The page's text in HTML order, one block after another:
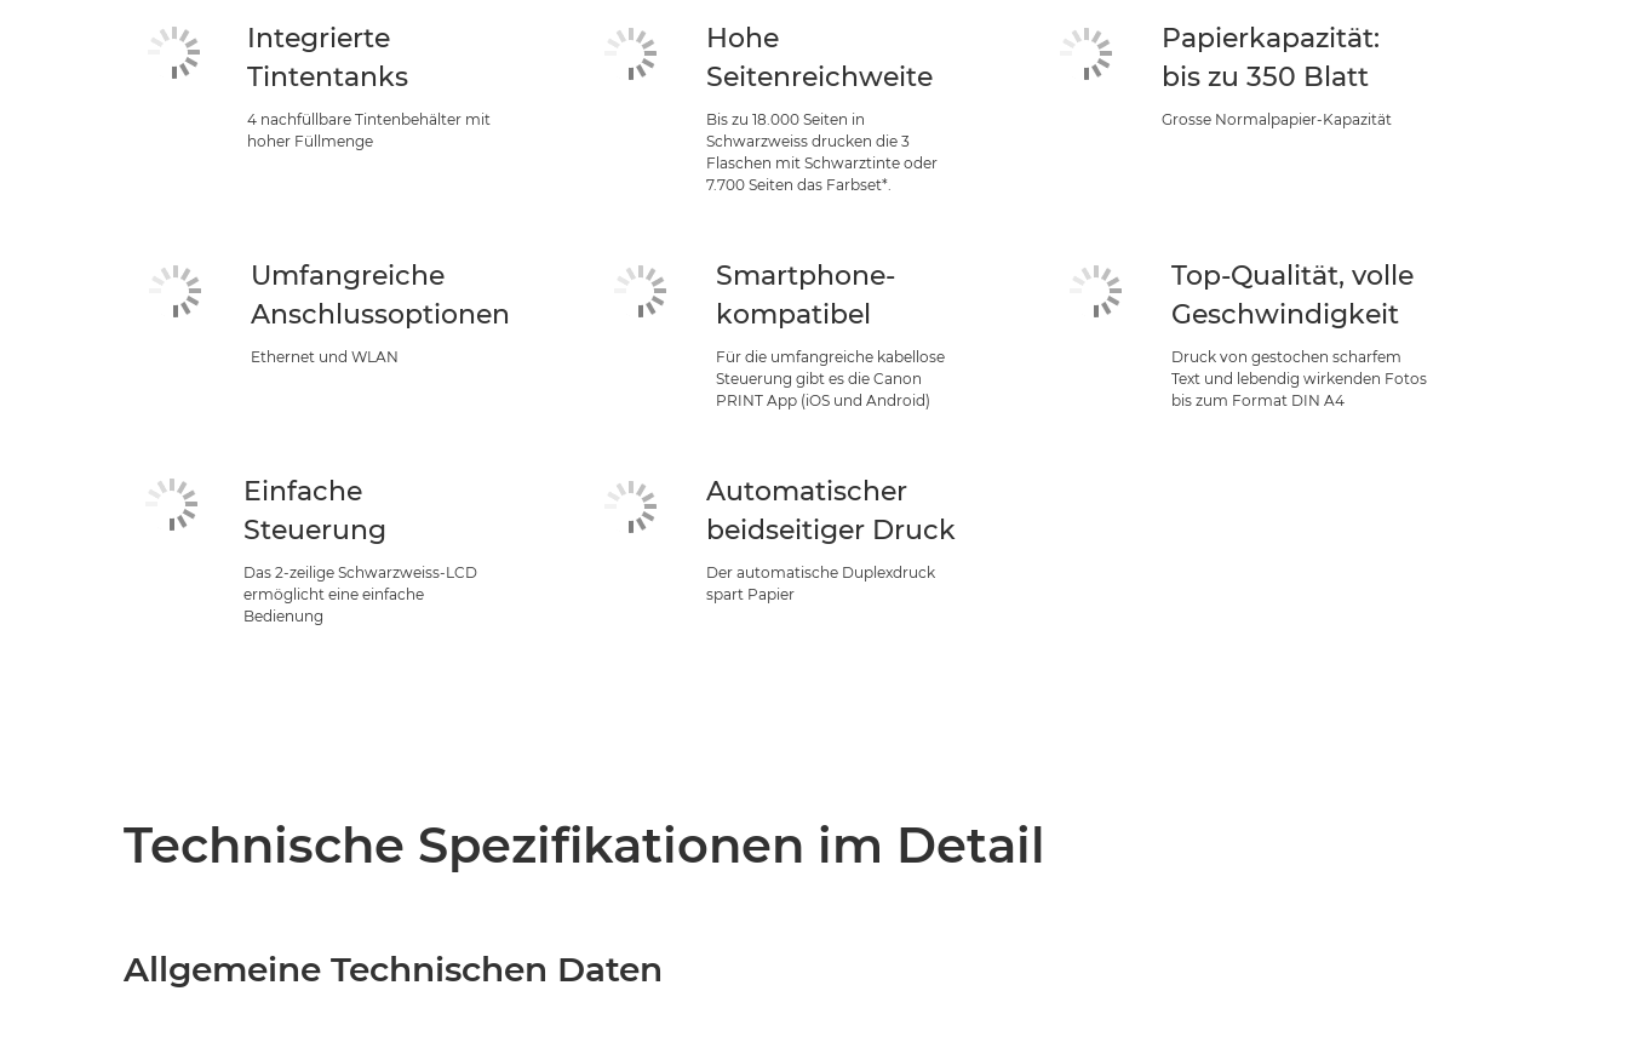
Integrierte
Tintentanks
4 nachfüllbare Tintenbehälter mit
hoher Füllmenge
Hohe
Seitenreichweite
Bis zu 18.000 Seiten in
Schwarzweiss drucken die 3
Flaschen mit Schwarztinte oder
7.700 Seiten das Farbset*.
Papierkapazität:
bis zu 350 Blatt
Grosse Normalpapier-Kapazität
Umfangreiche
Anschlussoptionen
Ethernet und WLAN
Smartphone-
kompatibel
Für die umfangreiche kabellose
Steuerung gibt es die Canon
PRINT App (iOS und Android)
Top-Qualität, volle
Geschwindigkeit
Druck von gestochen scharfem
Text und lebendig wirkenden Fotos
bis zum Format DIN A4
Einfache
Steuerung
Das 2-zeilige Schwarzweiss-LCD
ermöglicht eine einfache
Bedienung
Automatischer
beidseitiger Druck
Der automatische Duplexdruck
spart Papier
Technische Spezifikationen im Detail
Allgemeine Technischen Daten